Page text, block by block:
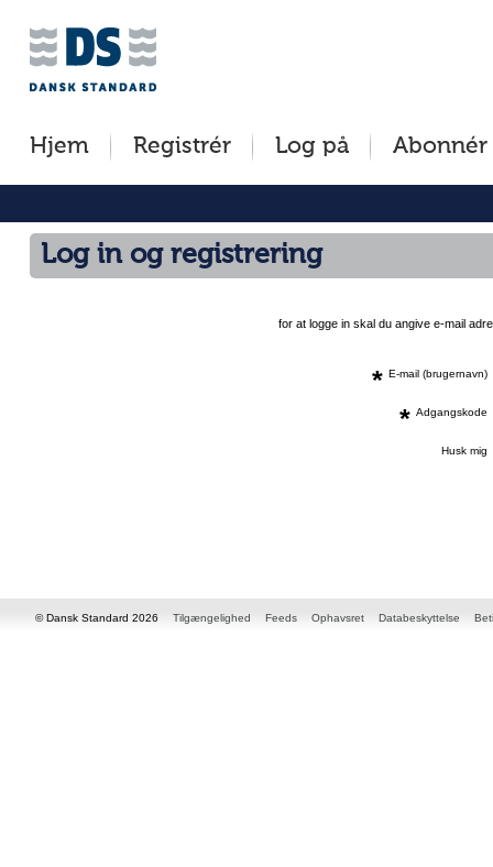
Jump
[s]Hjem Registrér Log på Abonnér
Log in og registrering
for at logge in skal du angive e-mail
* E-mail (brugernavn)
* Adgangskode
Husk mig
© Dansk Standard 2026 Tilgængelighed Feeds Ophavsret Databeskyttelse